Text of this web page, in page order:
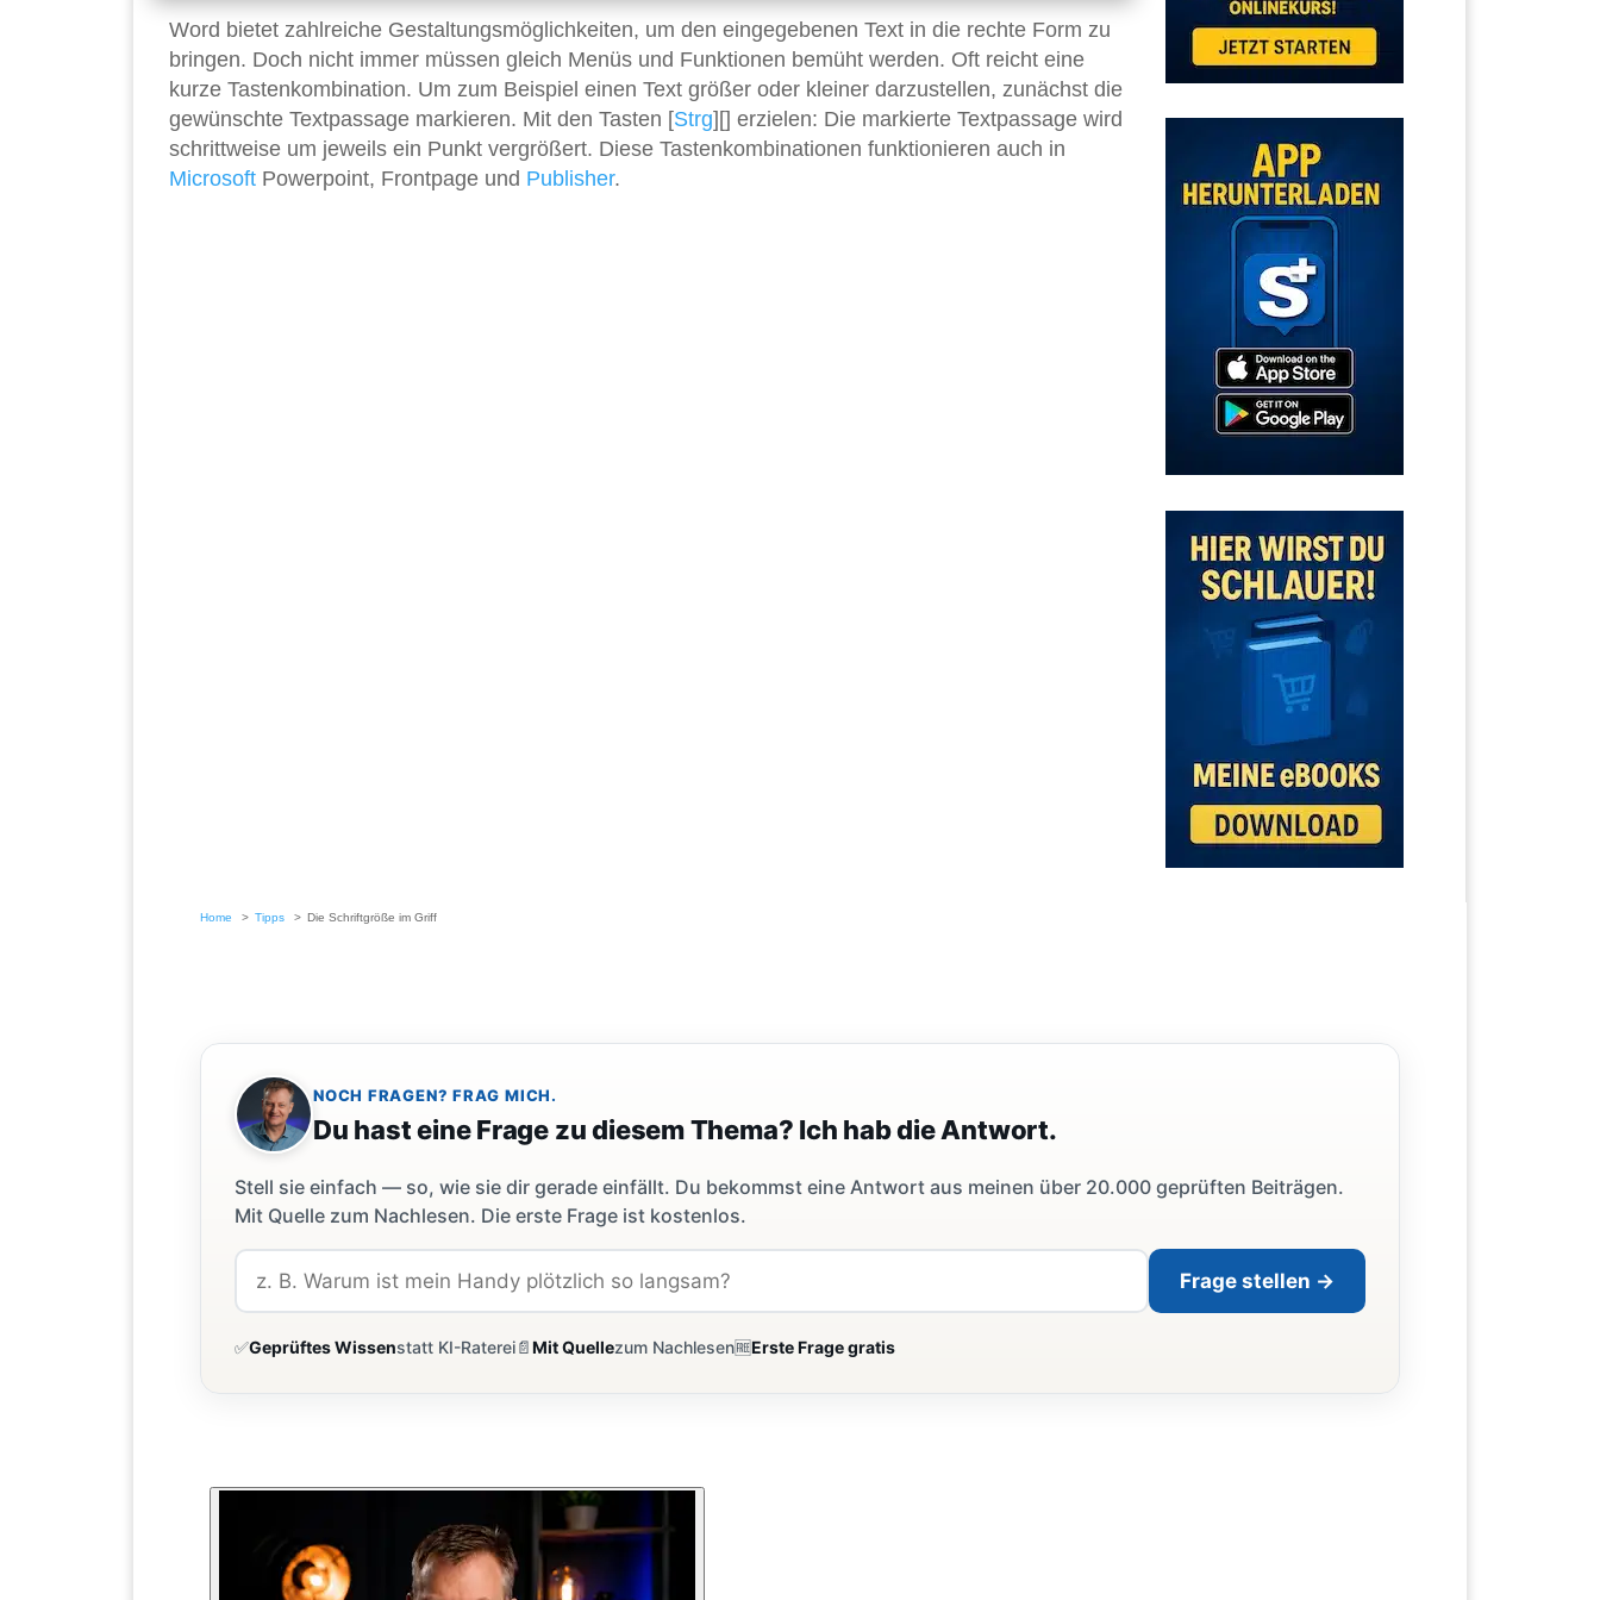
Word bietet zahlreiche Gestaltungsmöglichkeiten, um den eingegebenen Text in die rechte Form zu
bringen. Doch nicht immer müssen gleich Menüs und Funktionen bemüht werden. Oft reicht eine
kurze Tastenkombination. Um zum Beispiel einen Text größer oder kleiner darzustellen, zunächst die
gewünschte Textpassage markieren. Mit den Tasten [Strg][] erzielen: Die markierte Textpassage wird
schrittweise um jeweils ein Punkt vergrößert. Diese Tastenkombinationen funktionieren auch in
Microsoft Powerpoint, Frontpage und Publisher.
Home Tipps Die Schriftgröße im Griff
NOCH FRAGEN? FRAG MICH.
Du hast eine Frage zu diesem Thema? Ich hab die Antwort.
Stell sie einfach — so, wie sie dir gerade einfällt. Du bekommst eine Antwort aus meinen über 20.000 geprüften Beiträgen.
Mit Quelle zum Nachlesen. Die erste Frage ist kostenlos.
Frage stellen →
✅Geprüftes Wissenstatt KI-Raterei📄Mit Quellezum Nachlesen🆓Erste Frage gratis